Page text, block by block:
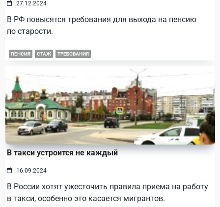
27.12.2024
В РФ повысятся требования для выхода на пенсию
по старости.
ПЕНСИЯ СТАЖ ТРЕБОВАНИЯ
В такси устроится не каждый
16.09.2024
В России хотят ужесточить правила приема на работу
в такси, особенно это касается мигрантов.